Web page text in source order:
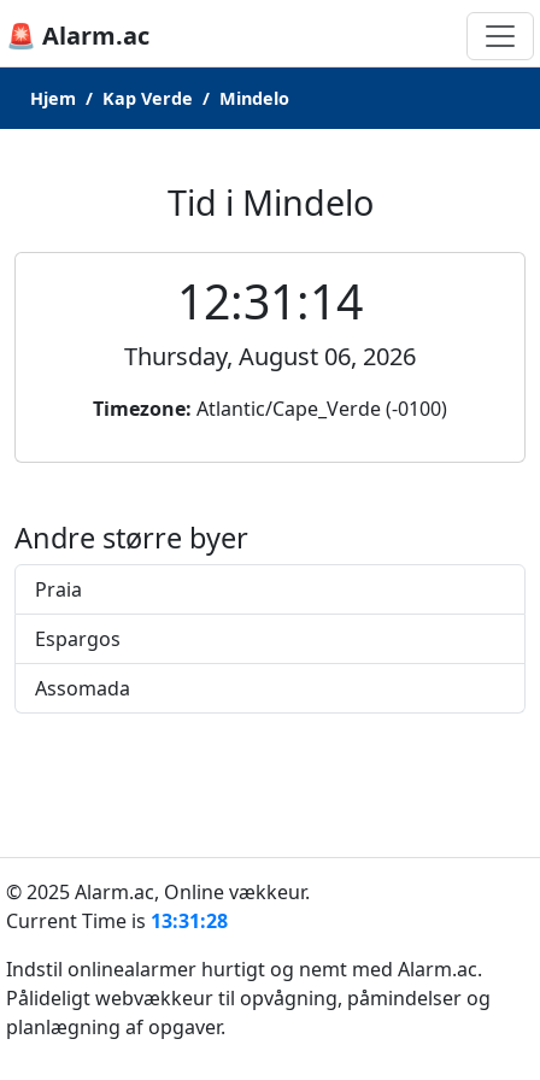
🚨 Alarm.ac
Hjem Kap Verde Mindelo
Tid i Mindelo
12:31:14
Thursday, August 06, 2026
Timezone: Atlantic/Cape_Verde (-0100)
Andre større byer
Praia
Espargos
Assomada
© 2025 Alarm.ac, Online vækkeur.
Current Time is 13:31:28
Indstil onlinealarmer hurtigt og nemt med Alarm.ac.
Pålideligt webvækkeur til opvågning, påmindelser og
planlægning af opgaver.